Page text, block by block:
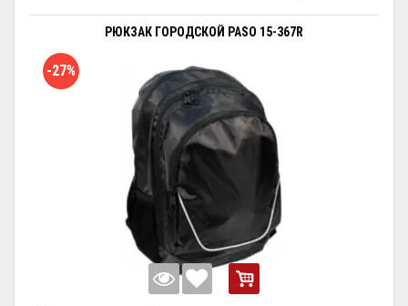
РЮКЗАК ГОРОДСКОЙ PASO 15-367R
-27%